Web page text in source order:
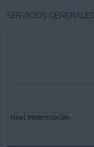
SERVICIOS GENERALES